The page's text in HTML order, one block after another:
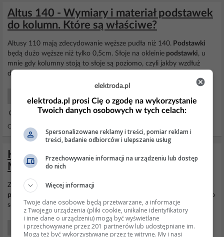
Altus 140 - Wymiary i materiał podstawek
do kolumn. Które są właściwe?
Altusy 110 mają zdecydowanie węższe pudła niż 140. Podstawki
będą dużo węższe niż tylko 0,5cm. Słoje na okleinie podstawki, u
mnie gdy kolumny stoją to słoje są poziomo, czyli jakby wzdłuż
deseczek.
01 Mar 2011 16:53
Odpowiedzi: 7 Wyświetleń: 7005
Które kolumny Tonsil wybrać: Altus 110,
Mildton 150 czy inne?
Zestawów stereo, kolumn frontowych z KD takie jak ty masz. Te
podstawki
nie są zupełnie potrzebne bo wprowadzą zamieszanie do
sceny muzycznej, która i tak jest w stereo.
Audio Domowe Jakie Kupić?
elektroda.pl
elektroda.pl prosi Cię o zgodę na wykorzystanie
Twoich danych osobowych w tych celach:
Spersonalizowane reklamy i treści, pomiar reklam i
treści, badanie odbiorców i ulepszanie usług
Przechowywanie informacji na urządzeniu lub dostęp
do nich
Więcej informacji
Twoje dane osobowe będą przetwarzane, a informacje
z Twojego urządzenia (pliki cookie, unikalne identyfikatory
i inne dane o urządzeniu) mogą być wyświetlane
i przechowywane przez 201 partnerów lub udostępniane im.
Mogą też być wykorzystywane przez tę witrynę. My i nasi